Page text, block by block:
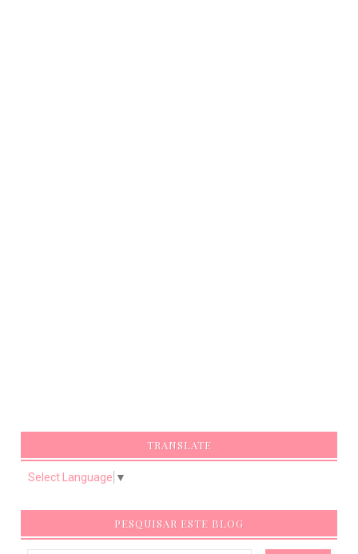
TRANSLATE
Select Language ▼
PESQUISAR ESTE BLOG